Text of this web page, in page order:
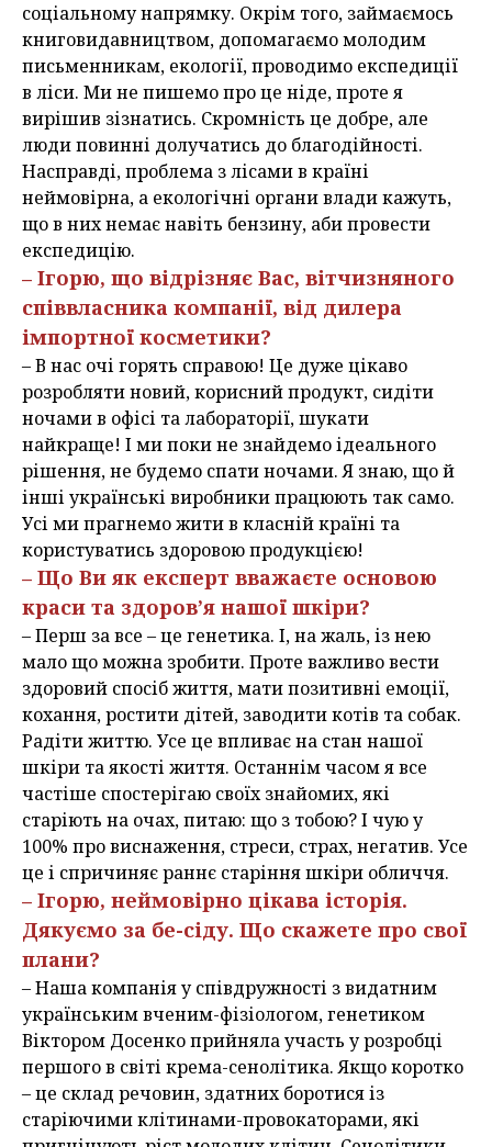
соціальному напрямку. Окрім того, займаємось
книговидавництвом, допомагаємо молодим
письменникам, екології, проводимо експедиції
в ліси. Ми не пишемо про це ніде, проте я
вирішив зізнатись. Скромність це добре, але
люди повинні долучатись до благодійності.
Насправді, проблема з лісами в країні
неймовірна, а екологічні органи влади кажуть,
що в них немає навіть бензину, аби провести
експедицію.
– Ігорю, що відрізняє Вас, вітчизняного
співвласника компанії, від дилера
імпортної косметики?
– В нас очі горять справою! Це дуже цікаво
розробляти новий, корисний продукт, сидіти
ночами в офісі та лабораторії, шукати
найкраще! І ми поки не знайдемо ідеального
рішення, не будемо спати ночами. Я знаю, що й
інші українські виробники працюють так само.
Усі ми прагнемо жити в класній країні та
користуватись здоровою продукцією!
– Що Ви як експерт вважаєте основою
краси та здоров’я нашої шкіри?
– Перш за все – це генетика. І, на жаль, із нею
мало що можна зробити. Проте важливо вести
здоровий спосіб життя, мати позитивні емоції,
кохання, ростити дітей, заводити котів та собак.
Радіти життю. Усе це впливає на стан нашої
шкіри та якості життя. Останнім часом я все
частіше спостерігаю своїх знайомих, які
старіють на очах, питаю: що з тобою? І чую у
100% про виснаження, стреси, страх, негатив. Усе
це і спричиняє раннє старіння шкіри обличчя.
– Ігорю, неймовірно цікава історія.
Дякуємо за бе-сіду. Що скажете про свої
плани?
– Наша компанія у співдружності з видатним
українським вченим-фізіологом, генетиком
Віктором Досенко прийняла участь у розробці
першого в світі крема-сенолітика. Якщо коротко
– це склад речовин, здатних боротися із
старіючими клітинами-провокаторами, які